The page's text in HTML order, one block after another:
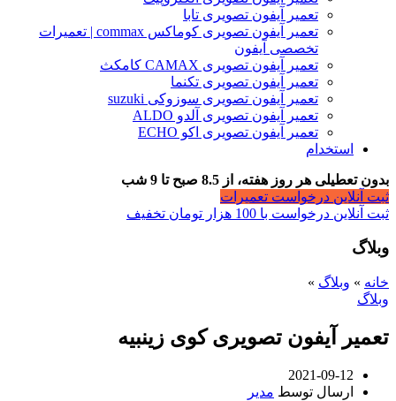
تعمیر آیفون تصویری تابا
تعمیر آیفون تصویری کوماکس commax | تعمیرات
تخصصی آیفون
تعمیر آیفون تصویری CAMAX کامکث
تعمیر آیفون تصویری تکنما
تعمیر آیفون تصویری سوزوکی suzuki
تعمیر آیفون تصویری آلدو ALDO
تعمیر آیفون تصویری اکو ECHO
استخدام
بدون تعطیلی هر روز هفته، از 8.5 صبح تا 9 شب
ثبت آنلاین درخواست تعمیرات
ثبت آنلاین درخواست با 100 هزار تومان تخفیف
وبلاگ
خانه » وبلاگ »
وبلاگ
تعمیر آیفون تصویری کوی زینبیه
2021-09-12
ارسال توسط مدیر